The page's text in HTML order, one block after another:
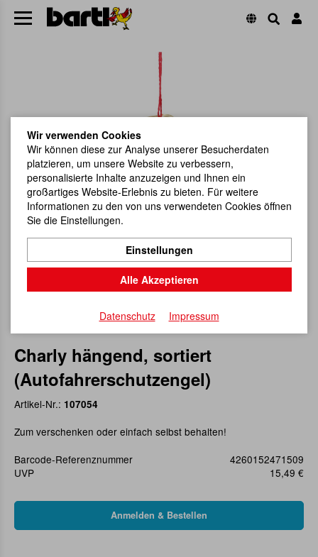
Charly hängend, sortiert
(Autofahrerschutzengel)
Artikel-Nr.: 107054
Zum verschenken oder einfach selbst behalten!
Barcode-Referenznummer
4260152471509
UVP
15,49 €
Wir verwenden Cookies
Wir können diese zur Analyse unserer Besucherdaten
platzieren, um unsere Website zu verbessern,
personalisierte Inhalte anzuzeigen und Ihnen ein
großartiges Website-Erlebnis zu bieten. Für weitere
Informationen zu den von uns verwendeten Cookies öffnen
Sie die Einstellungen.
Einstellungen
Alle Akzeptieren
Datenschutz Impressum